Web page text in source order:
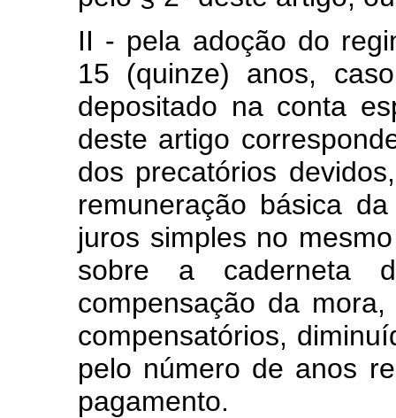
II - pela adoção do
15 (quinze) anos,
depositado na conta
deste artigo
dos precatórios
remuneração básica
juros simples no
sobre a caderneta
compensação da
compensatórios,
pelo número de anos
pagamento.